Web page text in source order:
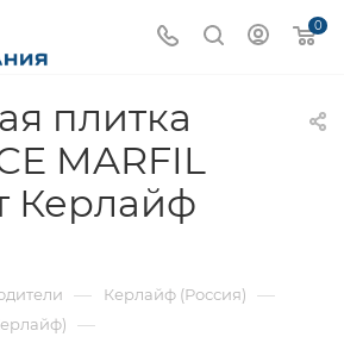
0
плитка
MARFIL
Керлайф
— Керлайф (Россия) —
—